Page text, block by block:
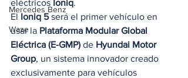
Mercedes Benz
Waze
eléctricos Ioniq.
El Ioniq 5 será el primer vehículo en
usar la Plataforma Modular Global
Eléctrica (E-GMP) de Hyundai Motor
Group, un sistema innovador creado
exclusivamente para vehículos